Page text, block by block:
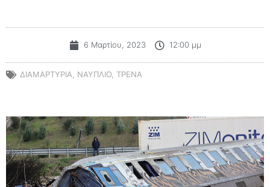
6 Μαρτίου, 2023 12:00 μμ
ΔΙΑΜΑΡΤΥΡΙΑ, ΝΑΥΠΛΙΟ, ΤΡΕΝΑ